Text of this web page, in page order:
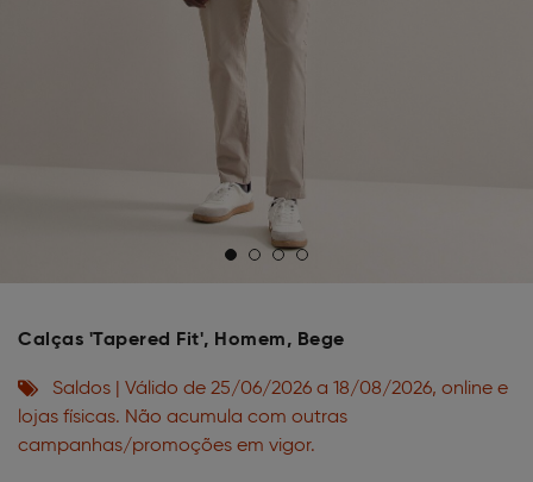
Calças 'Tapered Fit', Homem, Bege
Saldos | Válido de 25/06/2026 a 18/08/2026, online e
lojas físicas. Não acumula com outras
campanhas/promoções em vigor.